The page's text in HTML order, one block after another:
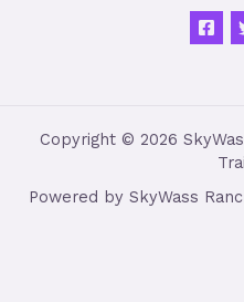
Copyright © 2026
Powered by SkyWass